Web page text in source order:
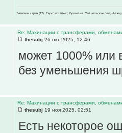
Чемпион стран (12): Теркс и Кайкос, Бразилия, Сейшельские о-ва,
Re: Махинации с трансферами,
thesubj 26 окт 2025, 12:46
может 1000% или
без уменьшения
Re: Махинации с трансферами,
thesubj 19 ноя 2025, 02:51
Есть некоторое